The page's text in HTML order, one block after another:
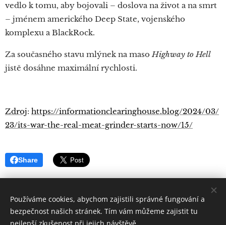
vedlo k tomu, aby bojovali – doslova na život a na smrt
– jménem amerického Deep State, vojenského
komplexu a BlackRock.
Za současného stavu mlýnek na masoHighway to Hell
jistě dosáhne maximální rychlosti.
Zdroj: https://informationclearinghouse.blog/2024/03/
23/its-war-the-real-meat-grinder-starts-now/15/
Share
Používáme cookies, abychom zajistili správné fungování a
bezpečnost našich stránek. Tím vám můžeme zajistit tu